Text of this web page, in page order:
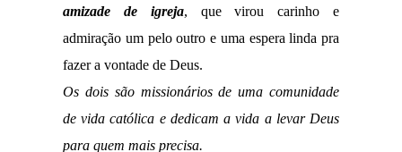
amizade de igreja, que virou carinho e
admiração um pelo outro e uma espera linda pra
fazer a vontade de Deus.
Os dois são missionários de uma comunidade
de vida católica e dedicam a vida a levar Deus
para quem mais precisa.